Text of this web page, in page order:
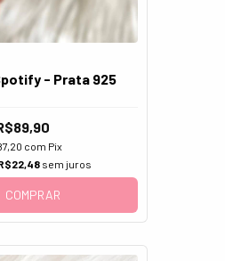
- Prata 925
com Pix
sem juros
COMPRAR